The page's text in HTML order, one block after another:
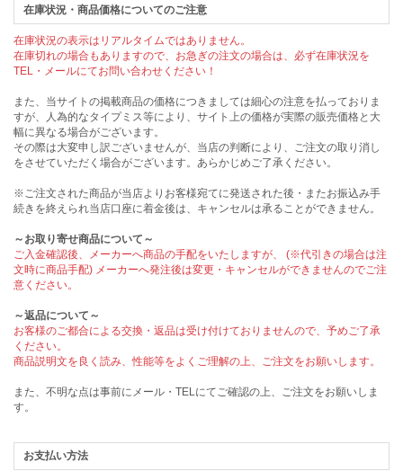
在庫状況・商品価格についてのご注意
在庫状況の表示はリアルタイムではありません。
在庫切れの場合もありますので、お急ぎの注文の場合は、必ず在庫状況を
TEL・メールにてお問い合わせください！
また、当サイトの掲載商品の価格につきましては細心の注意を払っておりま
すが、人為的なタイプミス等により、サイト上の価格が実際の販売価格と大
幅に異なる場合がございます。
その際は大変申し訳ございませんが、当店の判断により、ご注文の取り消し
をさせていただく場合がございます。あらかじめご了承ください。
※ご注文された商品が当店よりお客様宛てに発送された後・またお振込み手
続きを終えられ当店口座に着金後は、キャンセルは承ることができません。
～お取り寄せ商品について～
ご入金確認後、メーカーへ商品の手配をいたしますが、 (※代引きの場合は注
文時に商品手配) メーカーへ発注後は変更・キャンセルができませんのでご注
意ください。
～返品について～
お客様のご都合による交換・返品は受け付けておりませんので、予めご了承
ください。
商品説明文を良く読み、性能等をよくご理解の上、ご注文をお願いします。
また、不明な点は事前にメール・TELにてご確認の上、ご注文をお願いしま
す。
お支払い方法